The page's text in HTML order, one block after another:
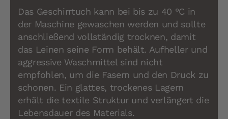
Das Geschirrtuch kann bei bis zu 40 °C in
der Maschine gewaschen werden und sollte
anschließend vollständig trocknen, damit
das Leinen seine Form behält. Aufheller und
aggressive Waschmittel sind nicht
empfohlen, um die Fasern und den Druck zu
schonen. Ein glattes, trockenes Lagern
erhält die textile Struktur und verlängert die
Lebensdauer des Materials.